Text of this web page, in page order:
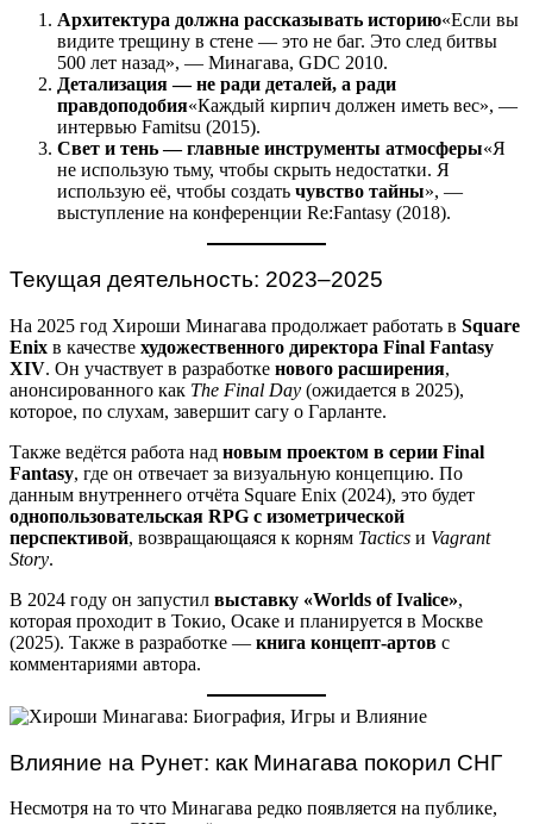
Архитектура должна рассказывать историю«Если вы
видите трещину в стене — это не баг. Это след битвы
500 лет назад», — Минагава, GDC 2010.
Детализация — не ради деталей, а ради
правдоподобия«Каждый кирпич должен иметь вес», —
интервью Famitsu (2015).
Свет и тень — главные инструменты атмосферы«Я
не использую тьму, чтобы скрыть недостатки. Я
использую её, чтобы создать чувство тайны», —
выступление на конференции Re:Fantasy (2018).
Текущая деятельность: 2023–2025
На 2025 год Хироши Минагава продолжает работать в Square
Enix в качестве художественного директора Final Fantasy
XIV. Он участвует в разработке нового расширения,
анонсированного как The Final Day (ожидается в 2025),
которое, по слухам, завершит сагу о Гарланте.
Также ведётся работа над новым проектом в серии Final
Fantasy, где он отвечает за визуальную концепцию. По
данным внутреннего отчёта Square Enix (2024), это будет
однопользовательская RPG с изометрической
перспективой, возвращающаяся к корням Tactics и Vagrant
Story.
В 2024 году он запустил выставку «Worlds of Ivalice»,
которая проходит в Токио, Осаке и планируется в Москве
(2025). Также в разработке — книга концепт-артов с
комментариями автора.
Влияние на Рунет: как Минагава покорил СНГ
Несмотря на то что Минагава редко появляется на публике,